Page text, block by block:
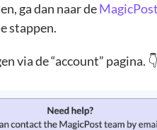
ga dan naar de
stappen.
via de “account” pagina. 👇